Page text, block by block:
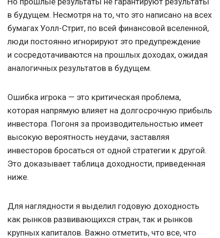
в будущем. Несмотря на то, что это написано на всех
бумагах Уолл-Стрит, по всей финансовой вселенной,
люди постоянно игнорируют это предупреждение
и сосредотачиваются на прошлых доходах, ожидая
аналогичных результатов в будущем.
Ошибка игрока — это критическая проблема,
которая напрямую влияет на долгосрочную прибыль
инвестора. Погоня за производительностью имеет
высокую вероятность неудачи, заставляя
инвесторов бросаться от одной стратегии к другой.
Это доказывает таблица доходности, приведенная
ниже.
Для наглядности я выделил годовую доходность
как рынков развивающихся стран, так и рынков
крупных капиталов. Важно отметить, что все, что